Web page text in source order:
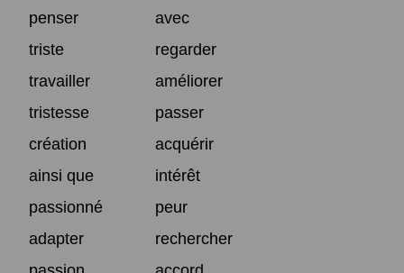
penser
avec
triste
regarder
travailler
améliorer
tristesse
passer
création
acquérir
ainsi que
intérêt
passionné
peur
adapter
rechercher